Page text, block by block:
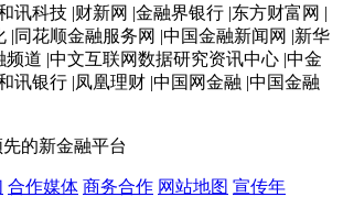
讯科技 |财新网 |金融界银行 |东方财富网 |
|同花顺金融服务网 |中国金融新闻网 |新华
频道 |中文互联网数据研究资讯中心 |中金
讯银行 |凤凰理财 |中国网金融 |中国金融
的新金融平台
合作媒体 商务合作 网站地图 宣传年